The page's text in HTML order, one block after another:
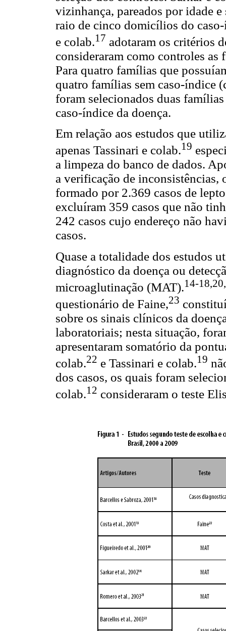
vizinhança, pareados por idade
raio de cinco domicílios do
e colab.17 adotaram os critérios
consideraram como controles
Para quatro famílias que
quatro famílias sem caso-índice
foram selecionados duas
caso-índice da doença.
Em relação aos estudos que
apenas Tassinari e colab.19
a limpeza do banco de dados.
a verificação de inconsistências,
formado por 2.369 casos de
excluíram 359 casos que não
242 casos cujo endereço não
casos.
Quase a totalidade dos estudos
diagnóstico da doença ou
microaglutinação (MAT).14-
questionário de Faine,23
sobre os sinais clínicos da
laboratoriais; nesta situação,
apresentaram somatório da
colab.22 e Tassinari e colab.19
dos casos, os quais foram
colab.12 consideraram o teste